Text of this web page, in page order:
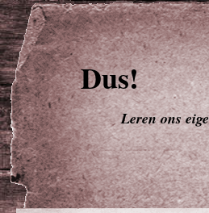
Dus!
Leren ons